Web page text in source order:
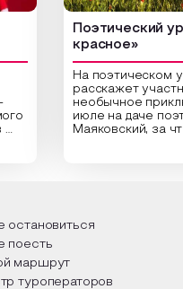
Поэтический
красное»
На поэтическом
расскажет
необычное
июле на даче
Маяковский, за
Твардовского и
каждой строчке
остановиться
поесть
маршрут
туроператоров